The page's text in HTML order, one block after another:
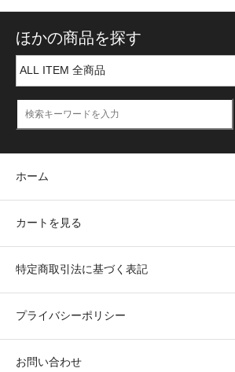
ほかの商品を探す
ホーム
カートを見る
特定商取引法に基づく表記
プライバシーポリシー
お問い合わせ